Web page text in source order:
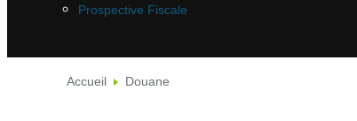
Prospective Fiscale
Accueil Douane